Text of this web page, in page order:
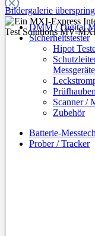
DMM / Digital
Sicherheitstester
Hipot
Messgeräte
Prüfhauben
Scanner /
Zubehör
Batterie-
Prober / Tracker
Bildergalerie